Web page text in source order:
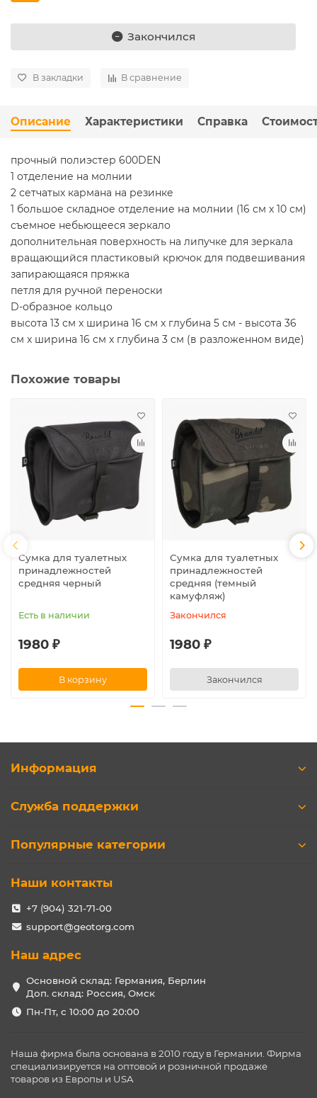
Закончился
В закладки В сравнение
Описание Характеристики Справка
прочный полиэстер 600DEN
1 отделение на молнии
2 сетчатых кармана на резинке
1 большое складное отделение на молнии (16 см х 10 см)
съемное небьющееся зеркало
дополнительная поверхность на липучке для зеркала
вращающийся пластиковый крючок для подвешивания
запирающаяся пряжка
петля для ручной переноски
D-образное кольцо
высота 13 см x ширина 16 см x глубина 5 см - высота 36
см x ширина 16 см x глубина 3 см (в разложенном виде)
Похожие товары
Сумка для туалетных
принадлежностей
средняя черный
Есть в наличии
1980 ₽
В корзину
Сумка для туалетных
принадлежностей
средняя (темный
камуфляж)
Закончился
1980 ₽
Закончился
Информация
Служба поддержки
Популярные категории
Наши контакты
+7 (904) 321-71-00
support@geotorg.com
Наш адрес
Основной склад: Германия, Берлин
Доп. склад: Россия, Омск
Пн-Пт, с 10:00 до 20:00
Наша фирма была основана в 2010 году в Германии. Фирма
специализируется на оптовой и розничной продаже
товаров из Европы и USA